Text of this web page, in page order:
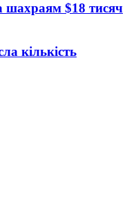
шахраям $18 тисяч
кількість